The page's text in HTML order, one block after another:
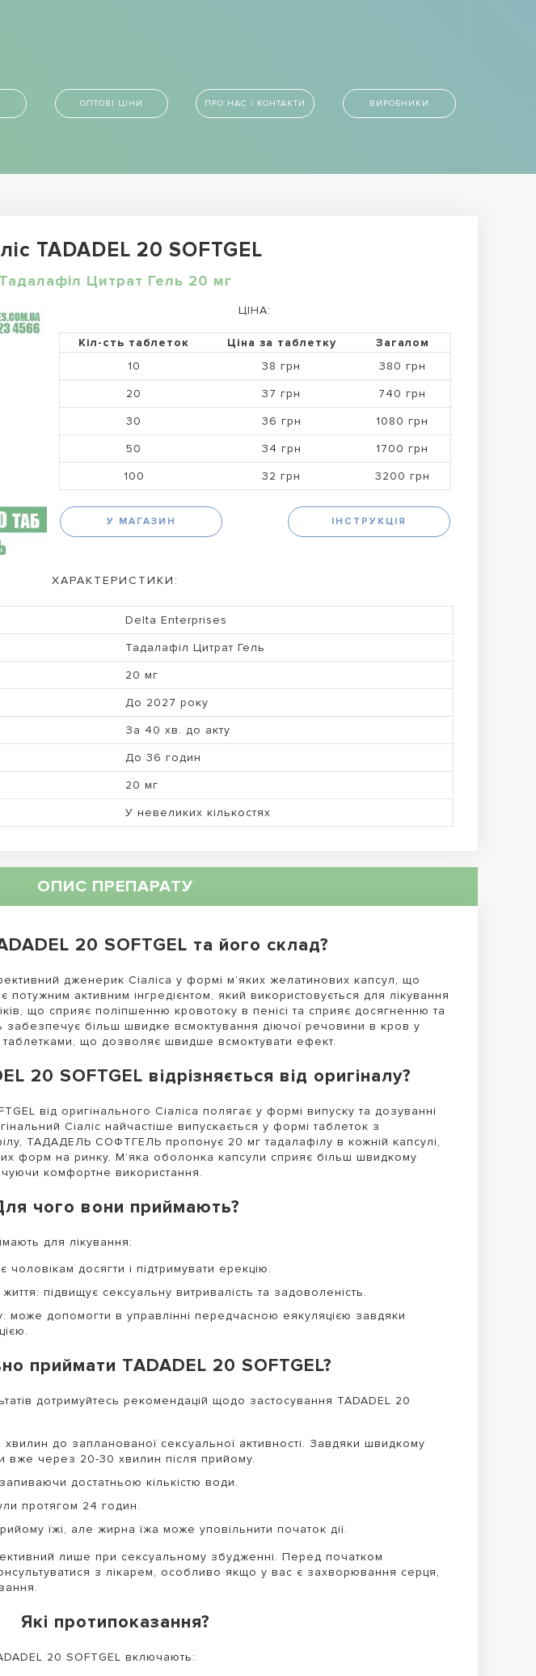
ОПТОВІ ЦІНИ ПРО НАС / КОНТАКТИ ВИРОБНИКИ
TADADEL 20 SOFTGEL
Тадалафіл Цитрат Гель 20 мг
ЦІНА:
Кіл-сть таблеток Ціна за таблетку
Загалом
10
38 грн
380 грн
20
37 грн
740 грн
30
36 грн
1080 грн
50
34 грн
1700 грн
100
32 грн 3200 грн
У МАГАЗИН ІНСТРУКЦІЯ
ХАРАКТЕРИСТИКИ:
Delta Enterprises
Тадалафіл Цитрат Гель
20 мг
До 2027 року
За 40 хв. до акту
До 36 годин
20 мг
У невеликих кількостях
ОПИС ПРЕПАРАТУ
20 SOFTGEL та його склад?
дженерик Сіаліса у формі м’яких желатинових капсул, що
потужним активним інгредієнтом, який використовується для лікування
що сприяє поліпшенню кровотоку в пенісі та сприяє досягненню та
забезпечує більш швидке всмоктування діючої речовини в кров у
таблетками, що дозволяє швидше всмоктувати ефект.
20 SOFTGEL відрізняється від оригіналу?
від оригінального Сіаліса полягає у формі випуску та дозуванні
Сіаліс найчастіше випускається у формі таблеток з
ТАДАДЕЛЬ СОФТГЕЛЬ пропонує 20 мг тадалафілу в кожній капсулі,
форм на ринку. М’яка оболонка капсули сприяє більш швидкому
комфортне використання.
чого вони приймають?
для лікування:
досягти і підтримувати ерекцію.
підвищує сексуальну витривалість та задоволеність.
може допомогти в управлінні передчасною еякуляцією завдяки
приймати TADADEL 20 SOFTGEL?
дотримуйтесь рекомендацій щодо застосування TADADEL 20
до запланованої сексуальної активності. Завдяки швидкому
вже через 20-30 хвилин після прийому.
достатньою кількістю води.
протягом 24 годин.
їжі, але жирна їжа може уповільнити початок дії.
лише при сексуальному збудженні. Перед початком
з лікарем, особливо якщо у вас є захворювання серця,
Які протипоказання?
20 SOFTGEL включають: